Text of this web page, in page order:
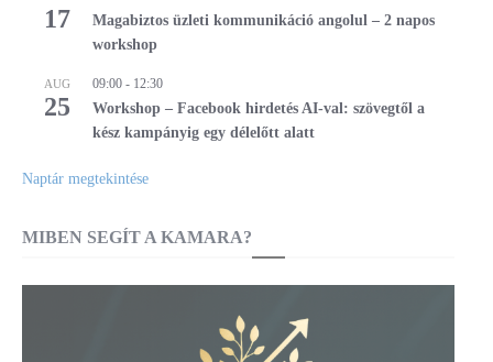
17
Magabiztos üzleti kommunikáció angolul – 2 napos
workshop
AUG
25
09:00 - 12:30
Workshop – Facebook hirdetés AI-val: szövegtől a
kész kampányig egy délelőtt alatt
Naptár megtekintése
MIBEN SEGÍT A KAMARA?